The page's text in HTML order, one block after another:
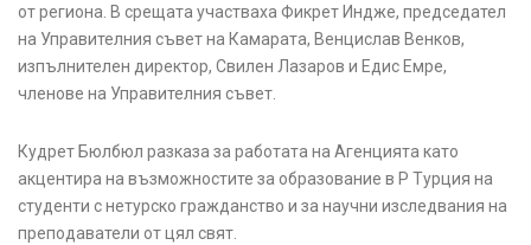
от региона. В срещата участваха Фикрет Индже, председател
на Управителния съвет на Камарата, Венцислав Венков,
изпълнителен директор, Свилен Лазаров и Едис Емре,
членове на Управителния съвет.
Кудрет Бюлбюл разказа за работата на Агенцията като
акцентира на възможностите за образование в Р Турция на
студенти с нетурско гражданство и за научни изследвания на
преподаватели от цял свят.